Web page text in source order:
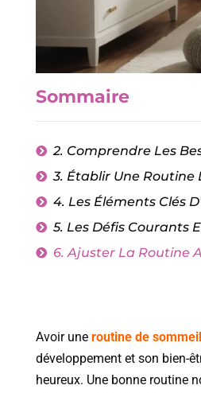
Sommaire
2. Comprendre Les
3. Établir Une Routine
4. Les Éléments Clés
5. Les Défis Courants
6. Ajuster La Routine
Avoir une routine de sommeil
développement et son bien-
heureux. Une bonne routine